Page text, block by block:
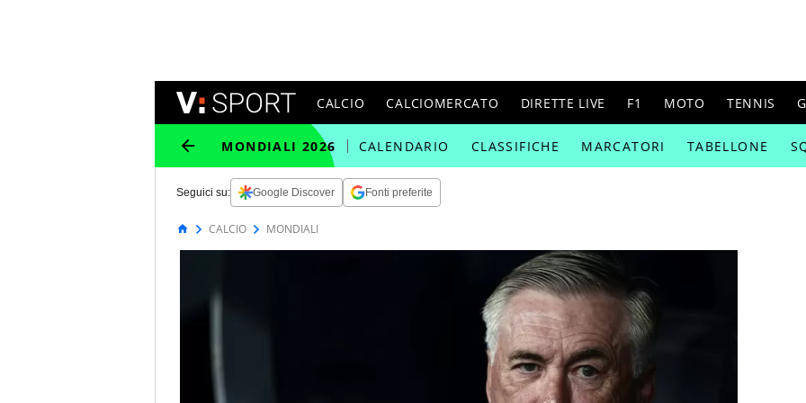
CALCIO CALCIOMERCATO DIRETTE LIVE F1 MOTO TENNIS
MONDIALI 2026 CALENDARIO CLASSIFICHE MARCATORI TABELLONE
Seguici su: Google Discover Fonti preferite
CALCIO MONDIALI